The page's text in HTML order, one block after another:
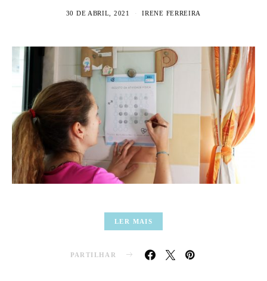
30 DE ABRIL, 2021 IRENE FERREIRA
LER MAIS
PARTILHAR